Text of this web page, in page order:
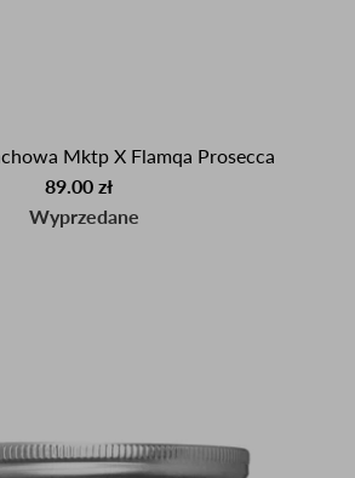
Mktp X Flamqa Prosecca
89.00 zł
Wyprzedane